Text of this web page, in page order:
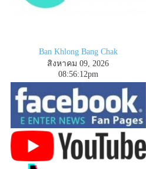
Ban Khlong Bang Chak
สิงหาคม 09, 2026
08:56:14pm